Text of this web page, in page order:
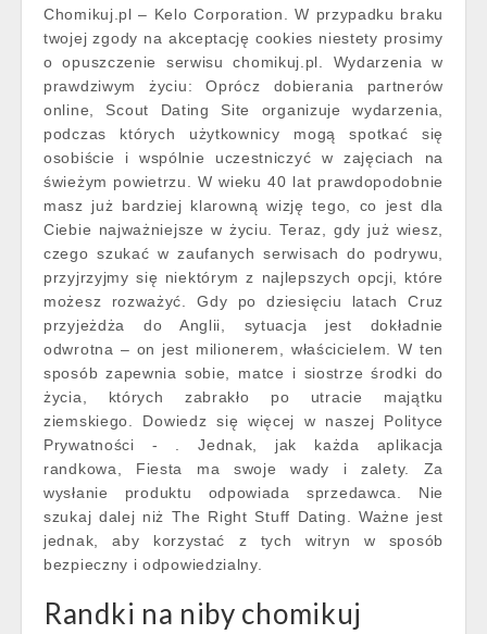
Chomikuj.pl – Kelo Corporation. W przypadku braku
twojej zgody na akceptację cookies niestety prosimy
o opuszczenie serwisu chomikuj.pl. Wydarzenia w
prawdziwym życiu: Oprócz dobierania partnerów
online, Scout Dating Site organizuje wydarzenia,
podczas których użytkownicy mogą spotkać się
osobiście i wspólnie uczestniczyć w zajęciach na
świeżym powietrzu. W wieku 40 lat prawdopodobnie
masz już bardziej klarowną wizję tego, co jest dla
Ciebie najważniejsze w życiu. Teraz, gdy już wiesz,
czego szukać w zaufanych serwisach do podrywu,
przyjrzyjmy się niektórym z najlepszych opcji, które
możesz rozważyć. Gdy po dziesięciu latach Cruz
przyjeżdża do Anglii, sytuacja jest dokładnie
odwrotna – on jest milionerem, właścicielem. W ten
sposób zapewnia sobie, matce i siostrze środki do
życia, których zabrakło po utracie majątku
ziemskiego. Dowiedz się więcej w naszej Polityce
Prywatności - . Jednak, jak każda aplikacja
randkowa, Fiesta ma swoje wady i zalety. Za
wysłanie produktu odpowiada sprzedawca. Nie
szukaj dalej niż The Right Stuff Dating. Ważne jest
jednak, aby korzystać z tych witryn w sposób
bezpieczny i odpowiedzialny.
Randki na niby chomikuj